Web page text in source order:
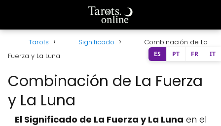
Tarots Significado
Combinación de La
Fuerza y La Luna
Combinación de La Fuerza
y La Luna
El Significado de La Fuerza y La Luna en el
ES PT FR IT